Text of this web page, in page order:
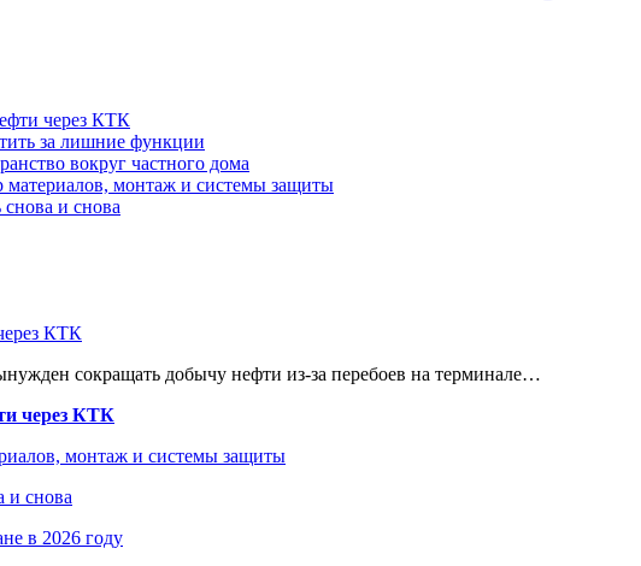
через КТК
за лишние функции
вокруг частного дома
материалов, монтаж и системы защиты
и снова
КТК
сокращать добычу нефти из-за перебоев на терминале…
через КТК
монтаж и системы защиты
и снова
в 2026 году